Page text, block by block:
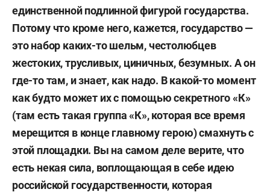
единственной подлинной фигурой государства.
Потому что кроме него, кажется, государство —
это набор каких-то шельм, честолюбцев
жестоких, трусливых, циничных, безумных. А он
где-то там, и знает, как надо. В какой-то момент
как будто может их с помощью секретного «К»
(там есть такая группа «К», которая все время
мерещится в конце главному герою) смахнуть с
этой площадки. Вы на самом деле верите, что
есть некая сила, воплощающая в себе идею
российской государственности, которая